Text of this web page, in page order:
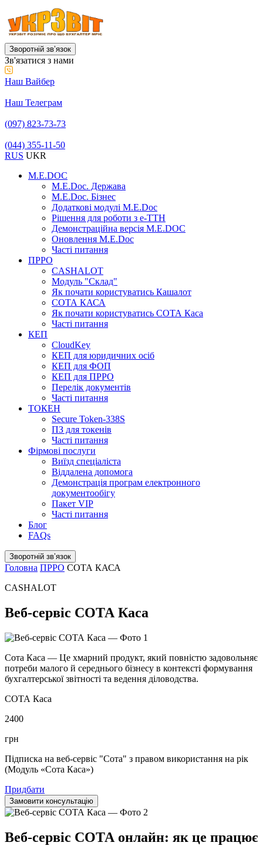
Зворотній звʼязок
Зв'язатися з нами
Наш Вайбер
Наш Телеграм
(097) 823-73-73
(044) 355-11-50
RUS UKR
M.E.DOC
M.E.Doc. Держава
M.E.Doc. Бізнес
Додаткові модулі M.E.Doc
Рішення для роботи з е-ТТН
Демонстраційна версія M.E.DOC
Оновлення M.E.Doc
Часті питання
ПРРО
CASHALOT
Модуль "Склад"
Як почати користуватись Кашалот
СОТА КАСА
Як почати користуватись СОТА Каса
Часті питання
КЕП
CloudKey
КЕП для юридичних осіб
КЕП для ФОП
КЕП для ПРРО
Перелік документів
Часті питання
ТОКЕН
Secure Token-338S
ПЗ для токенів
Часті питання
Фірмові послуги
Виїзд спеціаліста
Віддалена допомога
Демонстрація програм електронного
документообігу
Пакет VIP
Часті питання
Блог
FAQs
Зворотній звʼязок
Головна ПРРО СОТА КАСА
CASHALOT
Веб-сервіс СОТА Каса
Сота Каса — Це хмарний продукт, який повністю задовольняє
потреби малого й середнього бізнесу в контексті формування
бухгалтерської звітності та ведення діловодства.
СОТА Каса
2400
грн
Підписка на веб-сервіс "Сота" з правом використання на рік
(Модуль «Сота Каса»)
Придбати
Замовити консультацію
Веб-сервіс СОТА онлайн: як це працює